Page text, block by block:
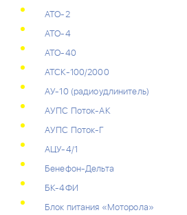
АТО-2
АТО-4
АТО-40
АТСК-100/2000
АУ-10 (радиоудлинитель)
АУПС Поток-АК
АУПС Поток-Г
АЦУ-4/1
Бенефон-Дельта
БК-4ФИ
Блок питания «Моторола»